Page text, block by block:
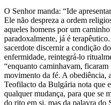
O Senhor manda: “Ide
Ele não despreza a ordem
aqueles homens por um
paradoxalmente, já é
sacerdote discernir a condição
enfermidade, reintegrá-lo
“enquanto caminhavam,
movimento da fé. A obediência,
Teofilacto da Bulgária nota que
qualquer mudança, para que se
do rito em si, mas da palavra do